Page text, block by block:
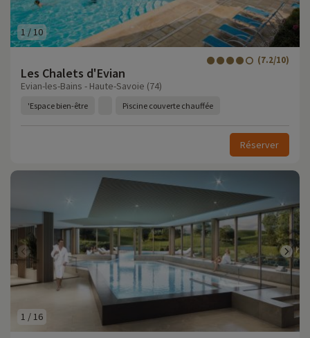
1 /10
Les Chalets d'Evian
(7.2/10)
Evian-les-Bains - Haute-Savoie (74)
'Espace bien-être Piscine couverte chauffée
Réserver
1 / 16